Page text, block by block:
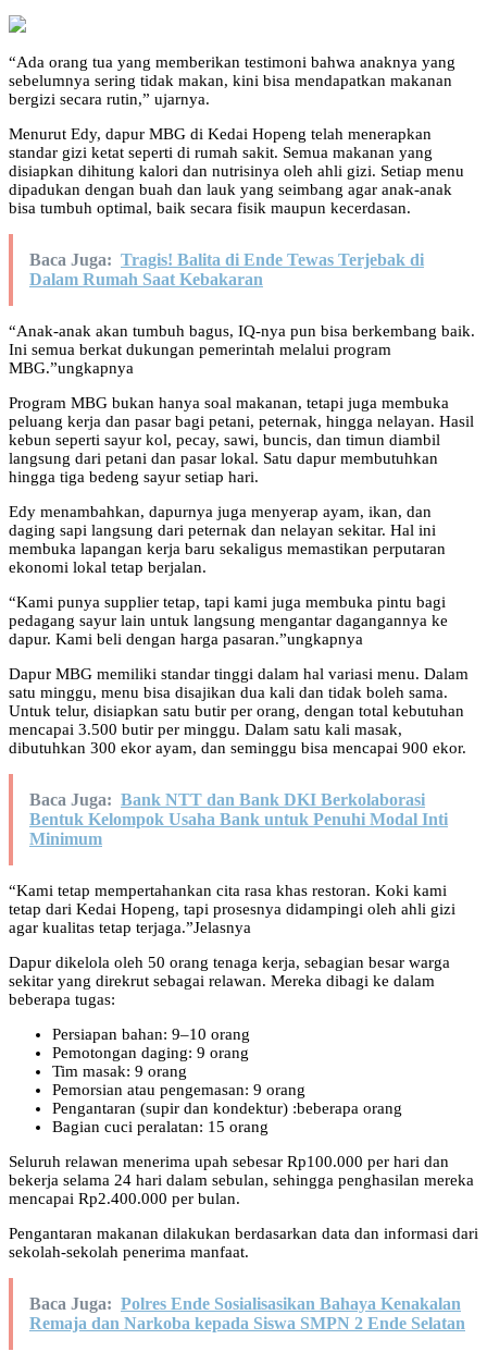
“Ada orang tua yang memberikan testimoni bahwa anaknya yang
sebelumnya sering tidak makan, kini bisa mendapatkan makanan
bergizi secara rutin,” ujarnya.
Menurut Edy, dapur MBG di Kedai Hopeng telah menerapkan
standar gizi ketat seperti di rumah sakit. Semua makanan yang
disiapkan dihitung kalori dan nutrisinya oleh ahli gizi. Setiap menu
dipadukan dengan buah dan lauk yang seimbang agar anak-anak
bisa tumbuh optimal, baik secara fisik maupun kecerdasan.
Baca Juga: Tragis! Balita di Ende Tewas Terjebak di
Dalam Rumah Saat Kebakaran
“Anak-anak akan tumbuh bagus, IQ-nya pun bisa berkembang baik.
Ini semua berkat dukungan pemerintah melalui program
MBG.”ungkapnya
Program MBG bukan hanya soal makanan, tetapi juga membuka
peluang kerja dan pasar bagi petani, peternak, hingga nelayan. Hasil
kebun seperti sayur kol, pecay, sawi, buncis, dan timun diambil
langsung dari petani dan pasar lokal. Satu dapur membutuhkan
hingga tiga bedeng sayur setiap hari.
Edy menambahkan, dapurnya juga menyerap ayam, ikan, dan
daging sapi langsung dari peternak dan nelayan sekitar. Hal ini
membuka lapangan kerja baru sekaligus memastikan perputaran
ekonomi lokal tetap berjalan.
“Kami punya supplier tetap, tapi kami juga membuka pintu bagi
pedagang sayur lain untuk langsung mengantar dagangannya ke
dapur. Kami beli dengan harga pasaran.”ungkapnya
Dapur MBG memiliki standar tinggi dalam hal variasi menu. Dalam
satu minggu, menu bisa disajikan dua kali dan tidak boleh sama.
Untuk telur, disiapkan satu butir per orang, dengan total kebutuhan
mencapai 3.500 butir per minggu. Dalam satu kali masak,
dibutuhkan 300 ekor ayam, dan seminggu bisa mencapai 900 ekor.
Baca Juga: Bank NTT dan Bank DKI Berkolaborasi
Bentuk Kelompok Usaha Bank untuk Penuhi Modal Inti
Minimum
“Kami tetap mempertahankan cita rasa khas restoran. Koki kami
tetap dari Kedai Hopeng, tapi prosesnya didampingi oleh ahli gizi
agar kualitas tetap terjaga.”Jelasnya
Dapur dikelola oleh 50 orang tenaga kerja, sebagian besar warga
sekitar yang direkrut sebagai relawan. Mereka dibagi ke dalam
beberapa tugas:
Persiapan bahan: 9–10 orang
Pemotongan daging: 9 orang
Tim masak: 9 orang
Pemorsian atau pengemasan: 9 orang
Pengantaran (supir dan kondektur) :beberapa orang
Bagian cuci peralatan: 15 orang
Seluruh relawan menerima upah sebesar Rp100.000 per hari dan
bekerja selama 24 hari dalam sebulan, sehingga penghasilan mereka
mencapai Rp2.400.000 per bulan.
Pengantaran makanan dilakukan berdasarkan data dan informasi dari
sekolah-sekolah penerima manfaat.
Baca Juga: Polres Ende Sosialisasikan Bahaya Kenakalan
Remaja dan Narkoba kepada Siswa SMPN 2 Ende Selatan